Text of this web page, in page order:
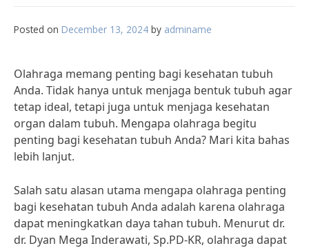
Posted on December 13, 2024 by adminame
Olahraga memang penting bagi kesehatan tubuh
Anda. Tidak hanya untuk menjaga bentuk tubuh agar
tetap ideal, tetapi juga untuk menjaga kesehatan
organ dalam tubuh. Mengapa olahraga begitu
penting bagi kesehatan tubuh Anda? Mari kita bahas
lebih lanjut.
Salah satu alasan utama mengapa olahraga penting
bagi kesehatan tubuh Anda adalah karena olahraga
dapat meningkatkan daya tahan tubuh. Menurut dr.
dr. Dyan Mega Inderawati, Sp.PD-KR, olahraga dapat